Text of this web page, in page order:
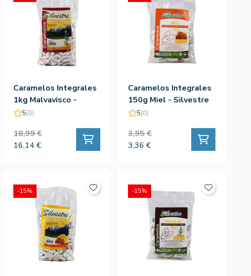
Caramelos Integrales
1kg Malvavisco -
Silvestre
5(0)
18,99 €
16,14 €
Caramelos Integrales
150g Miel - Silvestre
5(0)
3,95 €
3,36 €
-15% -15%